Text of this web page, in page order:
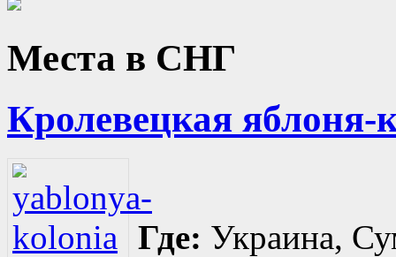
Места в СНГ
Кролевецкая яблоня-
Где: Украина,